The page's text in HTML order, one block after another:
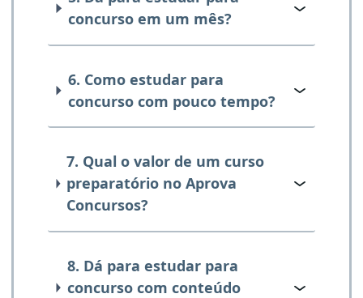
concurso em um mês?
6. Como estudar para
concurso com pouco tempo?
7. Qual o valor de um curso
preparatório no Aprova
Concursos?
8. Dá para estudar para
concurso com conteúdo